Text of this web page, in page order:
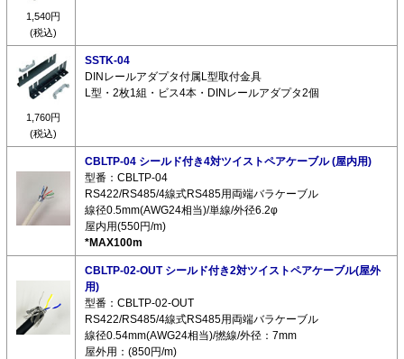
1,540円
(税込)
1,760円
(税込)
SSTK-04
DINレールアダプタ付属L型取付金具
L型・2枚1組・ビス4本・DINレールアダプタ2個
CBLTP-04 シールド付き4対ツイストペアケーブル (屋内用)
型番：CBLTP-04
RS422/RS485/4線式RS485用両端バラケーブル
線径0.5mm(AWG24相当)/単線/外径6.2φ
屋内用(550円/m)
*MAX100m
CBLTP-02-OUT シールド付き2対ツイストペアケーブル(屋外
用)
型番：CBLTP-02-OUT
RS422/RS485/4線式RS485用両端バラケーブル
線径0.54mm(AWG24相当)/撚線/外径：7mm
屋外用：(850円/m)